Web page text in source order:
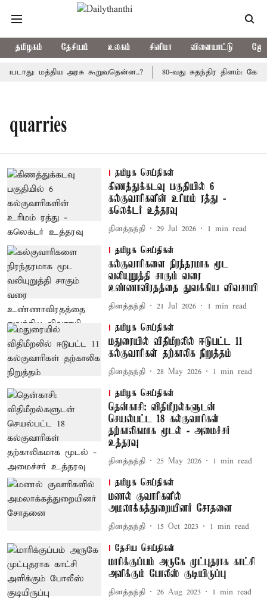
தமிழகம் தேசியம் உலகம் சினிமா விளையாட்டு
மத்திய அரசு கூறுவதென்ன..? 80-வது சுதந்திர தினம்:
quarries
தமிழக செய்திகள்
கிணத்துக்கடவு பகுதியில் 6
கல்குவாரிகளின் உரிமம் ரத்து -
கலெக்டர் உத்தரவு
தினத்தந்தி 29 Jul 2026 1 min read
தமிழக செய்திகள்
கல்குவாரிகளை நிரந்தரமாக மூட
வலியுறுத்தி சாகும் வரை
உண்ணாவிரதத்தை துவக்கிய விவசாயி
தினத்தந்தி 21 Jul 2026 1 min read
தமிழக செய்திகள்
மதுரையில் விதிமீறலில் ஈடுபட்ட 11
கல்குவாரிகள் தற்காலிக நிறுத்தம்
தினத்தந்தி 28 May 2026 1 min read
தமிழக செய்திகள்
தென்காசி: விதிமீறல்களுடன்
செயல்பட்ட 18 கல்குவாரிகள்
தற்காலிகமாக மூடல் - அமைச்சர்
உத்தரவு
தினத்தந்தி 25 May 2026 1 min read
தமிழக செய்திகள்
மணல் குவாரிகளில்
அமலாக்கத்துறையினர் சோதனை
தினத்தந்தி 15 Oct 2023 1 min read
தேசிய செய்திகள்
மாரிக்குப்பம் அருகே முட்புதராக காட்சி
அளிக்கும் போலீஸ் குடியிருப்பு
தினத்தந்தி 26 Aug 2023 1 min read